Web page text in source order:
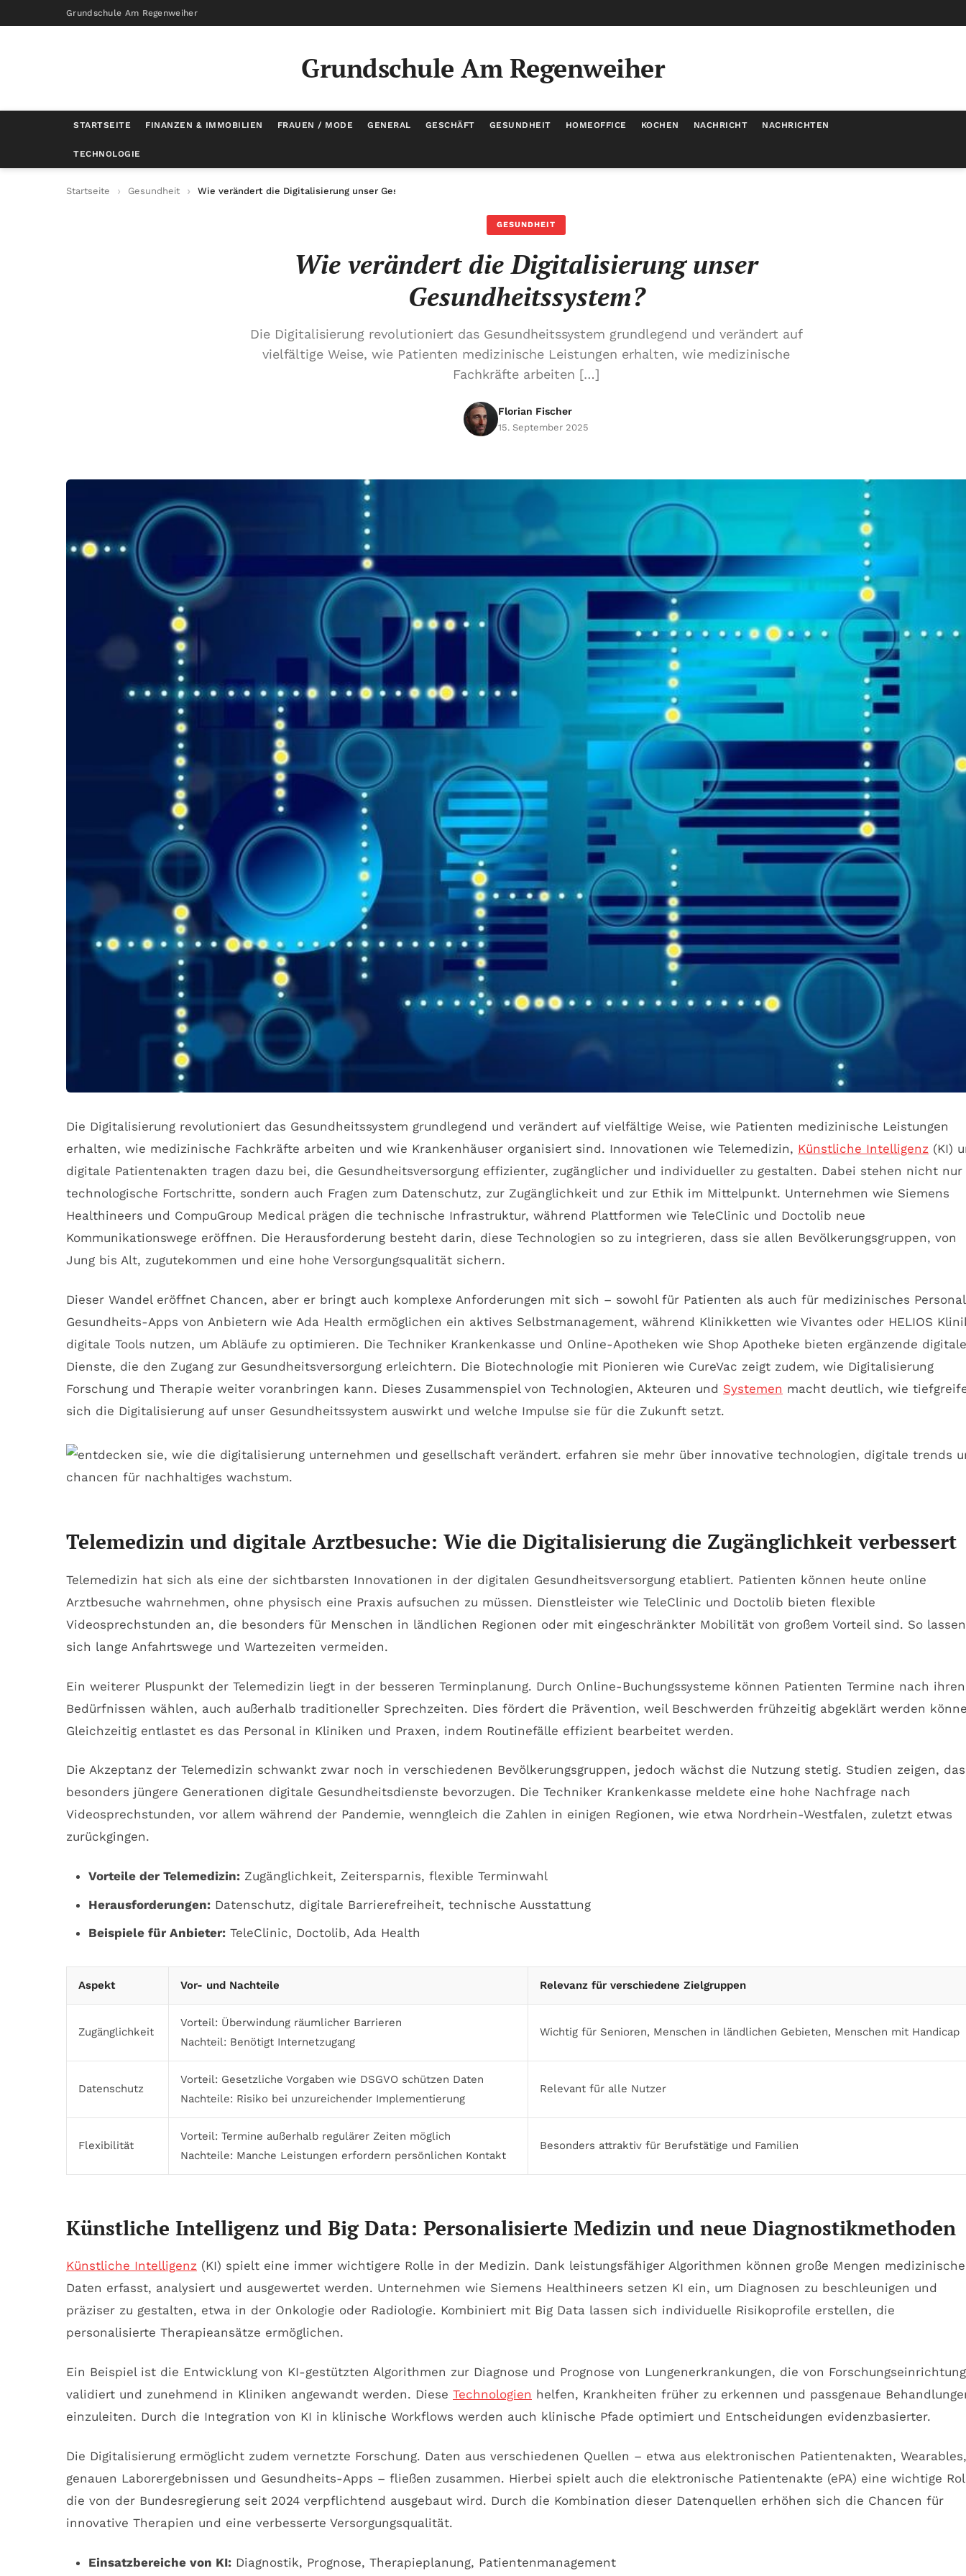
Grundschule Am Regenweiher
Grundschule Am Regenweiher
STARTSEITE FINANZEN & IMMOBILIEN FRAUEN / MODE GENERAL GESCHÄFT GESUNDHEIT HOMEOFFICE KOCHEN NACHRICHT NACHRICHTEN
TECHNOLOGIE
Startseite Gesundheit Wie verändert die Digitalisierung unser Gesundheitssystem?
GESUNDHEIT
Wie verändert die Digitalisierung unser
Gesundheitssystem?
Die Digitalisierung revolutioniert das Gesundheitssystem grundlegend und verändert auf
vielfältige Weise, wie Patienten medizinische Leistungen erhalten, wie medizinische
Fachkräfte arbeiten […]
Florian Fischer
15. September 2025
Die Digitalisierung revolutioniert das Gesundheitssystem grundlegend und verändert auf vielfältige Weise, wie Patienten medizinische Leistungen
erhalten, wie medizinische Fachkräfte arbeiten und wie Krankenhäuser organisiert sind. Innovationen wie Telemedizin, Künstliche Intelligenz (KI)
digitale Patientenakten tragen dazu bei, die Gesundheitsversorgung effizienter, zugänglicher und individueller zu gestalten. Dabei stehen nicht nur
technologische Fortschritte, sondern auch Fragen zum Datenschutz, zur Zugänglichkeit und zur Ethik im Mittelpunkt. Unternehmen wie Siemens
Healthineers und CompuGroup Medical prägen die technische Infrastruktur, während Plattformen wie TeleClinic und Doctolib neue
Kommunikationswege eröffnen. Die Herausforderung besteht darin, diese Technologien so zu integrieren, dass sie allen Bevölkerungsgruppen, von
Jung bis Alt, zugutekommen und eine hohe Versorgungsqualität sichern.
Dieser Wandel eröffnet Chancen, aber er bringt auch komplexe Anforderungen mit sich – sowohl für Patienten als auch für medizinisches
Gesundheits-Apps von Anbietern wie Ada Health ermöglichen ein aktives Selbstmanagement, während Klinikketten wie Vivantes oder HELIOS
digitale Tools nutzen, um Abläufe zu optimieren. Die Techniker Krankenkasse und Online-Apotheken wie Shop Apotheke bieten ergänzende digitale
Dienste, die den Zugang zur Gesundheitsversorgung erleichtern. Die Biotechnologie mit Pionieren wie CureVac zeigt zudem, wie Digitalisierung
Forschung und Therapie weiter voranbringen kann. Dieses Zusammenspiel von Technologien, Akteuren und Systemen macht deutlich, wie
sich die Digitalisierung auf unser Gesundheitssystem auswirkt und welche Impulse sie für die Zukunft setzt.
Telemedizin und digitale Arztbesuche: Wie die Digitalisierung die Zugänglichkeit verbessert
Telemedizin hat sich als eine der sichtbarsten Innovationen in der digitalen Gesundheitsversorgung etabliert. Patienten können heute online
Arztbesuche wahrnehmen, ohne physisch eine Praxis aufsuchen zu müssen. Dienstleister wie TeleClinic und Doctolib bieten flexible
Videosprechstunden an, die besonders für Menschen in ländlichen Regionen oder mit eingeschränkter Mobilität von großem Vorteil sind. So lassen
sich lange Anfahrtswege und Wartezeiten vermeiden.
Ein weiterer Pluspunkt der Telemedizin liegt in der besseren Terminplanung. Durch Online-Buchungssysteme können Patienten Termine nach ihren
Bedürfnissen wählen, auch außerhalb traditioneller Sprechzeiten. Dies fördert die Prävention, weil Beschwerden frühzeitig abgeklärt werden
Gleichzeitig entlastet es das Personal in Kliniken und Praxen, indem Routinefälle effizient bearbeitet werden.
Die Akzeptanz der Telemedizin schwankt zwar noch in verschiedenen Bevölkerungsgruppen, jedoch wächst die Nutzung stetig. Studien zeigen,
besonders jüngere Generationen digitale Gesundheitsdienste bevorzugen. Die Techniker Krankenkasse meldete eine hohe Nachfrage nach
Videosprechstunden, vor allem während der Pandemie, wenngleich die Zahlen in einigen Regionen, wie etwa Nordrhein-Westfalen, zuletzt etwas
zurückgingen.
Vorteile der Telemedizin:Zugänglichkeit, Zeitersparnis, flexible Terminwahl
Herausforderungen:Datenschutz, digitale Barrierefreiheit, technische Ausstattung
Beispiele für Anbieter:TeleClinic, Doctolib, Ada Health
Aspekt Vor- und Nachteile Relevanz für verschiedene Zielgruppen
Zugänglichkeit
Vorteil: Überwindung räumlicher Barrieren
Nachteil: Benötigt Internetzugang
Wichtig für Senioren, Menschen in ländlichen Gebieten, Menschen mit Handicap
Datenschutz
Vorteil: Gesetzliche Vorgaben wie DSGVO schützen Daten
Nachteile: Risiko bei unzureichender Implementierung
Relevant für alle Nutzer
Flexibilität
Vorteil: Termine außerhalb regulärer Zeiten möglich
Nachteile: Manche Leistungen erfordern persönlichen Kontakt
Besonders attraktiv für Berufstätige und Familien
Künstliche Intelligenz und Big Data: Personalisierte Medizin und neue Diagnostikmethoden
Künstliche Intelligenz (KI) spielt eine immer wichtigere Rolle in der Medizin. Dank leistungsfähiger Algorithmen können große Mengen
Daten erfasst, analysiert und ausgewertet werden. Unternehmen wie Siemens Healthineers setzen KI ein, um Diagnosen zu beschleunigen und
präziser zu gestalten, etwa in der Onkologie oder Radiologie. Kombiniert mit Big Data lassen sich individuelle Risikoprofile erstellen, die
personalisierte Therapieansätze ermöglichen.
Ein Beispiel ist die Entwicklung von KI-gestützten Algorithmen zur Diagnose und Prognose von Lungenerkrankungen, die von
validiert und zunehmend in Kliniken angewandt werden. Diese Technologien helfen, Krankheiten früher zu erkennen und passgenaue
einzuleiten. Durch die Integration von KI in klinische Workflows werden auch klinische Pfade optimiert und Entscheidungen evidenzbasierter.
Die Digitalisierung ermöglicht zudem vernetzte Forschung. Daten aus verschiedenen Quellen – etwa aus elektronischen Patientenakten, Wearables,
genauen Laborergebnissen und Gesundheits-Apps – fließen zusammen. Hierbei spielt auch die elektronische Patientenakte (ePA) eine wichtige
die von der Bundesregierung seit 2024 verpflichtend ausgebaut wird. Durch die Kombination dieser Datenquellen erhöhen sich die Chancen für
innovative Therapien und eine verbesserte Versorgungsqualität.
Einsatzbereiche von KI:Diagnostik, Prognose, Therapieplanung, Patientenmanagement